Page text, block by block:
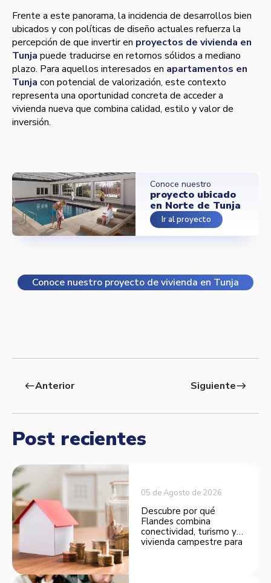
Frente a este panorama, la incidencia de desarrollos bien
ubicados y con políticas de diseño actuales refuerza la
percepción de que invertir en proyectos de vivienda en
Tunja puede traducirse en retornos sólidos a mediano
plazo. Para aquellos interesados en apartamentos en
Tunja con potencial de valorización, este contexto
representa una oportunidad concreta de acceder a
vivienda nueva que combina calidad, estilo y valor de
inversión.
Conoce nuestro
proyecto ubicado
en Norte de Tunja
Ir al proyecto
Conoce nuestro proyecto de vivienda en Tunja
westAnterior Siguienteeast
Post recientes
05 de Agosto de 2026
Descubre por qué
Flandes combina
conectividad, turismo y
vivienda campestre para